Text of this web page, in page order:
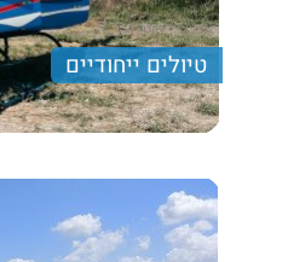
טיולים ייחודיים